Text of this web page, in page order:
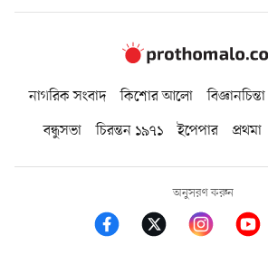
নাগরিক সংবাদ কিশোর আলো বিজ্ঞানচিন্তা
বন্ধুসভা
চিরন্তন ১৯৭১ ইপেপার প্রথমা
অনুসরণ করুন